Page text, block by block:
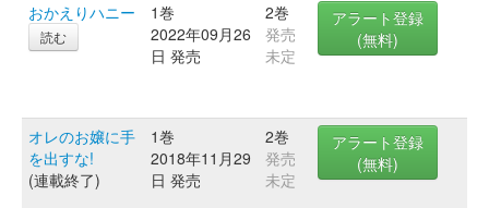
おかえりハニー
読む
1巻
2022年09月26
日 発売
2巻
発売
未定
アラート登録
(無料)
オレのお嬢に手
を出すな!
(連載終了)
1巻
2018年11月29
日 発売
2巻
発売
未定
アラート登録
(無料)